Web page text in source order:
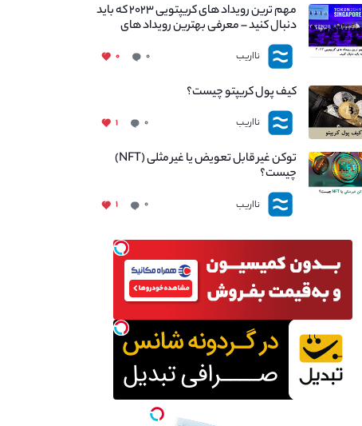
مهم ترین رویداد های کریپتویی ۲۰۲۳ که باید
دنبال کنید – معرفی بهترین رویداد های
جهانی
نااریب ۰ ۰
کیف پول کریپتو چیست؟
نااریب ۰ ۱
توکن غیر قابل تعویض یا غیر مثلی (NFT)
چیست؟
نااریب ۰ ۱